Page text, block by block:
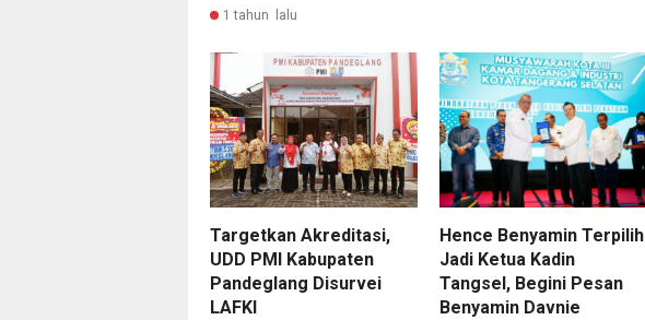
1 tahun lalu
Targetkan Akreditasi,
UDD PMI Kabupaten
Pandeglang Disurvei
LAFKI
Hence Benyamin Terpilih
Jadi Ketua Kadin
Tangsel, Begini Pesan
Benyamin Davnie